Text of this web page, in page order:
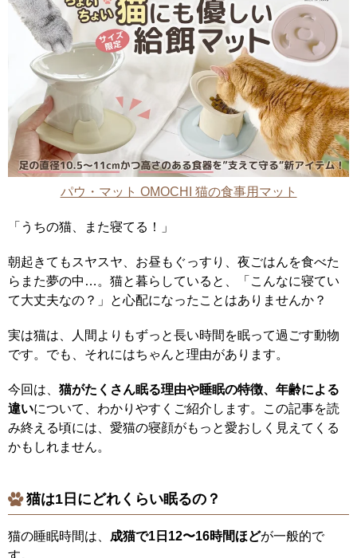
パウ・マット OMOCHI 猫の食事用マット
「うちの猫、また寝てる！」
朝起きてもスヤスヤ、お昼もぐっすり、夜ごはんを食べた
らまた夢の中…。猫と暮らしていると、「こんなに寝てい
て大丈夫なの？」と心配になったことはありませんか？
実は猫は、人間よりもずっと長い時間を眠って過ごす動物
です。でも、それにはちゃんと理由があります。
今回は、 猫がたくさん眠る理由や睡眠の特徴、年齢による
違いについて、わかりやすくご紹介します。この記事を読
み終える頃には、愛猫の寝顔がもっと愛おしく見えてくる
かもしれません。
猫は1日にどれくらい眠るの？
猫の睡眠時間は、 成猫で1日12〜16時間ほどが一般的で
す。